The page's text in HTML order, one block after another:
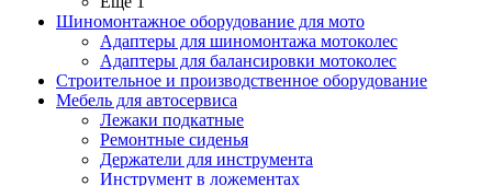
Шиномонтажное оборудование для мото
Адаптеры для шиномонтажа мотоколес
Адаптеры для балансировки мотоколес
Строительное и производственное оборудование
Мебель для автосервиса
Лежаки подкатные
Ремонтные сиденья
Держатели для инструмента
Инструмент в ложементах